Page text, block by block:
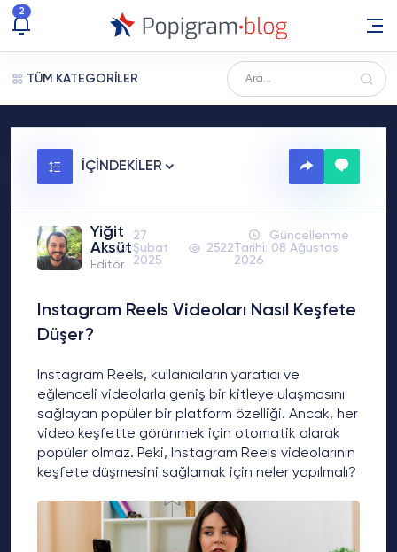
2
TÜM KATEGORİLER
İÇİNDEKİLER
Yiğit
Aksüt
Editör
27
Şubat
2025
2522
Güncellenme
Tarihi: 08 Ağustos
2026
Instagram Reels Videoları Nasıl Keşfete
Düşer?
Instagram Reels, kullanıcıların yaratıcı ve
eğlenceli videolarla geniş bir kitleye ulaşmasını
sağlayan popüler bir platform özelliği. Ancak, her
video keşfette görünmek için otomatik olarak
popüler olmaz. Peki, Instagram Reels videolarının
keşfete düşmesini sağlamak için neler yapılmalı?